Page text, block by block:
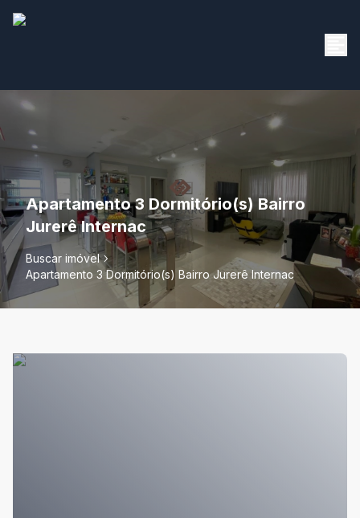
Apartamento 3 Dormitório(s) Bairro
Jurerê Internac
Buscar imóvel
Apartamento 3 Dormitório(s) Bairro Jurerê Internac